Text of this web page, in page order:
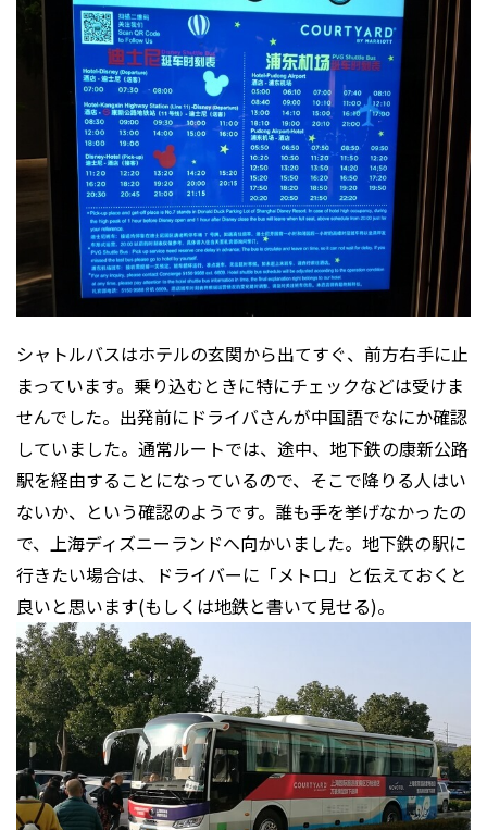
シャトルバスはホテルの玄関から出てすぐ、前方右手に止
まっています。乗り込むときに特にチェックなどは受けま
せんでした。出発前にドライバさんが中国語でなにか確認
していました。通常ルートでは、途中、地下鉄の康新公路
駅を経由することになっているので、そこで降りる人はい
ないか、という確認のようです。誰も手を挙げなかったの
で、上海ディズニーランドへ向かいました。地下鉄の駅に
行きたい場合は、ドライバーに「メトロ」と伝えておくと
良いと思います(もしくは地鉄と書いて見せる)。